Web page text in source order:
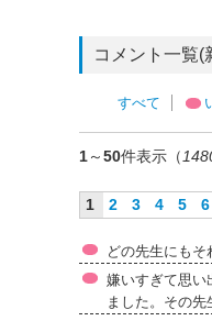
コメント一覧(
すべて
1～50件表示（
1 2 3 4 5 6
どの先生にもそ
嫌いすぎて思い
ました。その先